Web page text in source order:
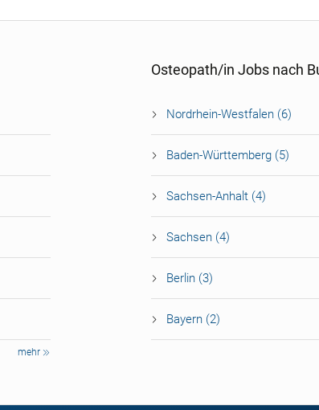
mehr
Osteopath/in Jobs nach
Nordrhein-Westfalen (6)
Baden-Württemberg (5)
Sachsen-Anhalt (4)
Sachsen (4)
Berlin (3)
Bayern (2)